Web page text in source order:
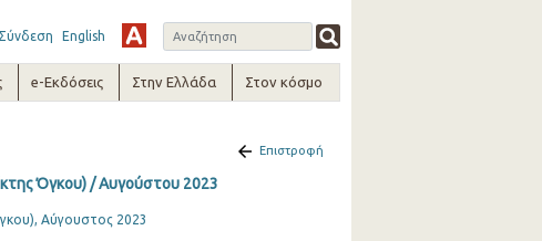
Σύνδεση English
e-Εκδόσεις Στην Ελλάδα Στον κόσμο
Επιστροφή
Όγκου) / Αυγούστου 2023
Αύγουστος 2023